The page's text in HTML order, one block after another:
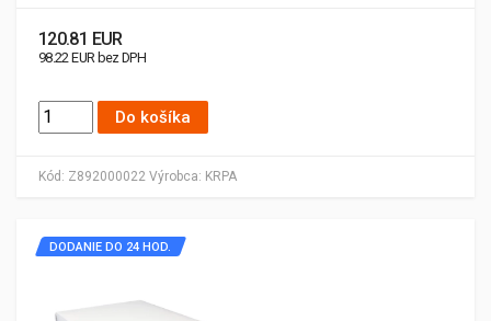
Kód: Z892000022 Výrobca: KRPA
120.81 EUR
98.22 EUR bez DPH
Do košíka
DODANIE DO 24 HOD.